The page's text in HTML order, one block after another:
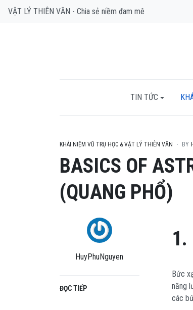
VẬT LÝ THIÊN VĂN - Chia sẻ niềm đam mê
TIN TỨC
KHÁI NIỆM VŨ TRỤ HỌC & VẬT LÝ THIÊN VĂN BY
BASICS OF
(QUANG PHỔ)
HuyPhuNguyen
ĐỌC TIẾP
1.
Bức
năng
các